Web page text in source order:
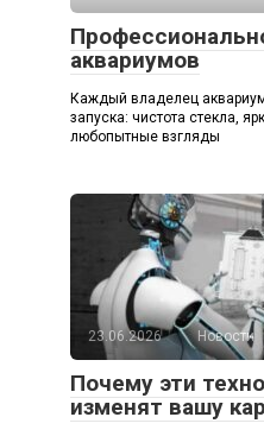
аквариумов
Каждый владелец
запуска: чистота стекла,
любопытные взгляды
23.06.2026 Новости
Почему эти
изменят вашу